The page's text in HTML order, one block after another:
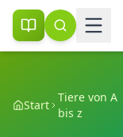
Start
Tiere von A
bis z